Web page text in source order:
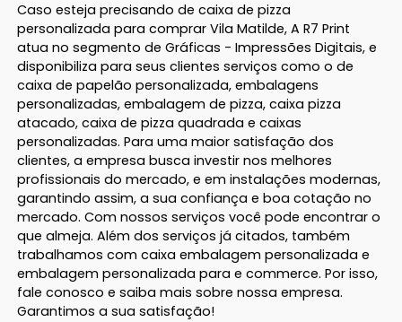
Caso esteja precisando de caixa de pizza
personalizada para comprar Vila Matilde, A R7 Print
atua no segmento de Gráficas - Impressões Digitais, e
disponibiliza para seus clientes serviços como o de
caixa de papelão personalizada, embalagens
personalizadas, embalagem de pizza, caixa pizza
atacado, caixa de pizza quadrada e caixas
personalizadas. Para uma maior satisfação dos
clientes, a empresa busca investir nos melhores
profissionais do mercado, e em instalações modernas,
garantindo assim, a sua confiança e boa cotação no
mercado. Com nossos serviços você pode encontrar o
que almeja. Além dos serviços já citados, também
trabalhamos com caixa embalagem personalizada e
embalagem personalizada para e commerce. Por isso,
fale conosco e saiba mais sobre nossa empresa.
Garantimos a sua satisfação!